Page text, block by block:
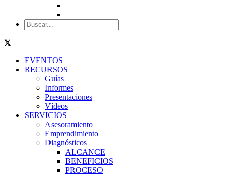
EVENTOS
RECURSOS
Guías
Informes
Presentaciones
Vídeos
SERVICIOS
Asesoramiento
Emprendimiento
Diagnósticos
ALCANCE
BENEFICIOS
PROCESO